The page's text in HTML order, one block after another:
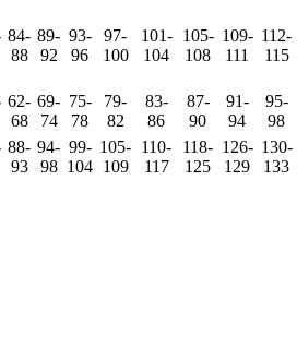
84-
88
89-
92
93-
96
97-
100
101-
104
105-
108
109-
111
112-
115
62-
68
69-
74
75-
78
79-
82
83-
86
87-
90
91-
94
95-
98
88-
93
94-
98
99-
104
105-
109
110-
117
118-
125
126-
129
130-
133